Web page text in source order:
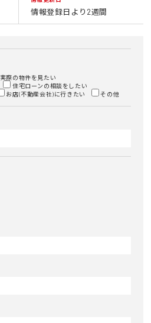
情報登録日より2週間
実際の物件を見たい
住宅ローンの相談をしたい
お店(不動産会社)に行きたい その他